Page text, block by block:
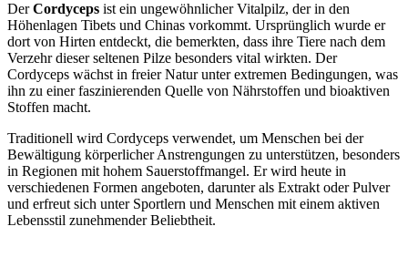
DerCordyceps ist ein ungewöhnlicher Vitalpilz, der in den
Höhenlagen Tibets und Chinas vorkommt. Ursprünglich wurde er
dort von Hirten entdeckt, die bemerkten, dass ihre Tiere nach dem
Verzehr dieser seltenen Pilze besonders vital wirkten. Der
Cordyceps wächst in freier Natur unter extremen Bedingungen, was
ihn zu einer faszinierenden Quelle von Nährstoffen und bioaktiven
Stoffen macht.
Traditionell wird Cordyceps verwendet, um Menschen bei der
Bewältigung körperlicher Anstrengungen zu unterstützen, besonders
in Regionen mit hohem Sauerstoffmangel. Er wird heute in
verschiedenen Formen angeboten, darunter als Extrakt oder Pulver
und erfreut sich unter Sportlern und Menschen mit einem aktiven
Lebensstil zunehmender Beliebtheit.